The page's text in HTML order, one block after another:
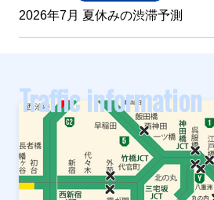
2026年7月 夏休みの渋滞予測
Traffic information